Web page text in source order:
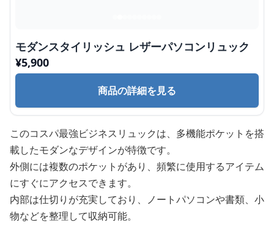
モダンスタイリッシュ レザーパソコンリュック
¥5,900
商品の詳細を見る
このコスパ最強ビジネスリュックは、多機能ポケットを搭
載したモダンなデザインが特徴です。
外側には複数のポケットがあり、頻繁に使用するアイテム
にすぐにアクセスできます。
内部は仕切りが充実しており、ノートパソコンや書類、小
物などを整理して収納可能。